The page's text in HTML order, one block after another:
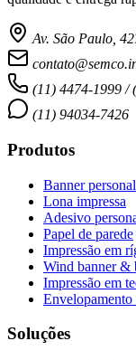
Av. São Paulo,
(11) 4474-1999 /
(11) 94034-7426
Produtos
Banner
Lona impressa
Adesivo
Papel de parede
Impressão em
Wind banner &
Impressão em
Envelopamento
Soluções